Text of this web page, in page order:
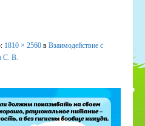
1810 × 2560 в Взаимодействие с
С. В.